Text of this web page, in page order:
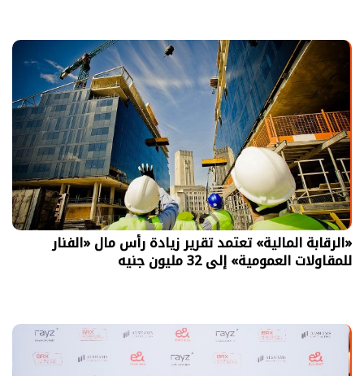
«الرقابة المالية» تعتمد تقرير زيادة رأس مال «الفنار
للمقاولات العمومية» إلى 32 مليون جنيه